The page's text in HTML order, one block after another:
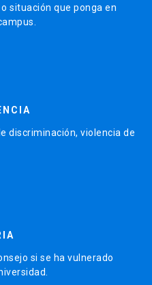
situación que ponga en
discriminación, violencia de
si se ha vulnerado